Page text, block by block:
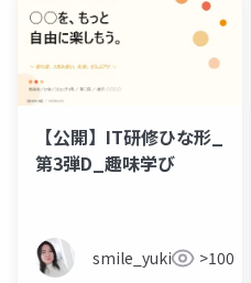
【公開】IT研修ひな形_
第3弾D_趣味学び
smile_yukiko_it>100